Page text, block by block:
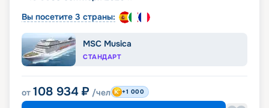
Вы посетите 3 страны:
MSC Musica
СТАНДАРТ
от 108 934 ₽ /чел +1 000